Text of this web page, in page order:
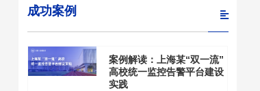
成功案例
案例解读：上海某“双一流”
高校统一监控告警平台建设
实践